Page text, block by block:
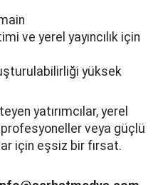
ve yerel yayıncılık için
yüksek
yatırımcılar, yerel
veya güçlü
için eşsiz bir fırsat.